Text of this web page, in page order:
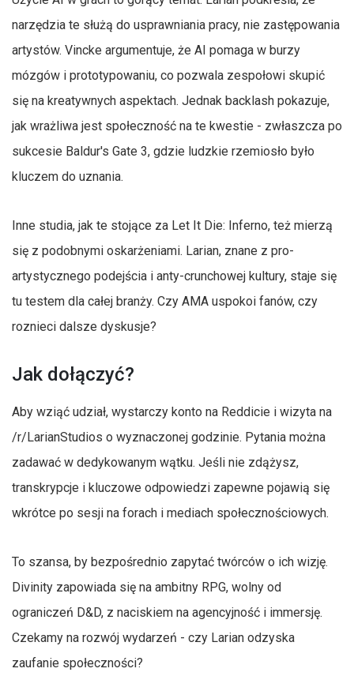
narzędzia te służą do usprawniania pracy, nie zastępowania
artystów. Vincke argumentuje, że AI pomaga w burzy
mózgów i prototypowaniu, co pozwala zespołowi skupić
się na kreatywnych aspektach. Jednak backlash pokazuje,
jak wrażliwa jest społeczność na te kwestie - zwłaszcza po
sukcesie Baldur's Gate 3, gdzie ludzkie rzemiosło było
kluczem do uznania.
Inne studia, jak te stojące za Let It Die: Inferno, też mierzą
się z podobnymi oskarżeniami. Larian, znane z pro-
artystycznego podejścia i anty-crunchowej kultury, staje się
tu testem dla całej branży. Czy AMA uspokoi fanów, czy
roznieci dalsze dyskusje?
Jak dołączyć?
Aby wziąć udział, wystarczy konto na Reddicie i wizyta na
/r/LarianStudios o wyznaczonej godzinie. Pytania można
zadawać w dedykowanym wątku. Jeśli nie zdążysz,
transkrypcje i kluczowe odpowiedzi zapewne pojawią się
wkrótce po sesji na forach i mediach społecznościowych.
To szansa, by bezpośrednio zapytać twórców o ich wizję.
Divinity zapowiada się na ambitny RPG, wolny od
ograniczeń D&D, z naciskiem na agencyjność i immersję.
Czekamy na rozwój wydarzeń - czy Larian odzyska
zaufanie społeczności?